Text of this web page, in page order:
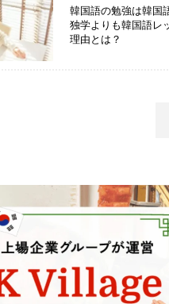
韓国語の勉強は韓国
独学よりも韓国語レ
理由とは？